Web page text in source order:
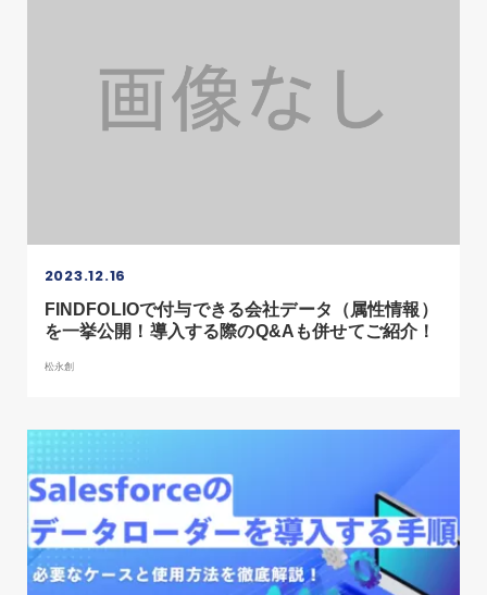
2023.12.16
FINDFOLIOで付与できる会社データ（属性情報）
を一挙公開！導入する際のQ&Aも併せてご紹介！
松永創